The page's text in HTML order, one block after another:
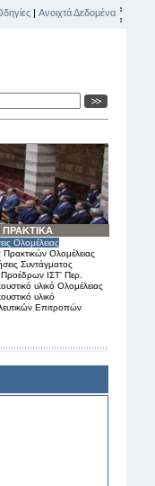
| Ανοιχτά Δεδομένα
ΠΡΑΚΤΙΚΑ
Ολομέλειας
Πρακτικών Ολομέλειας
Συντάγματος
ΙΣΤ' Περ.
υλικό Ολομέλειας
υλικό
Επιτροπών